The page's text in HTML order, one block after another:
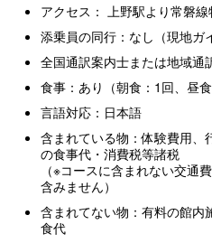
アクセス： 上野駅より常磐
添乗員の同行：なし（現地ガ
全国通訳案内士または地域通
食事：あり（朝食：1回、昼
言語対応：日本語
含まれている物：体験費用、
の食事代・消費税等諸税
（※コースに含まれない交通
含みません）
含まれてない物：有料の館内
食代